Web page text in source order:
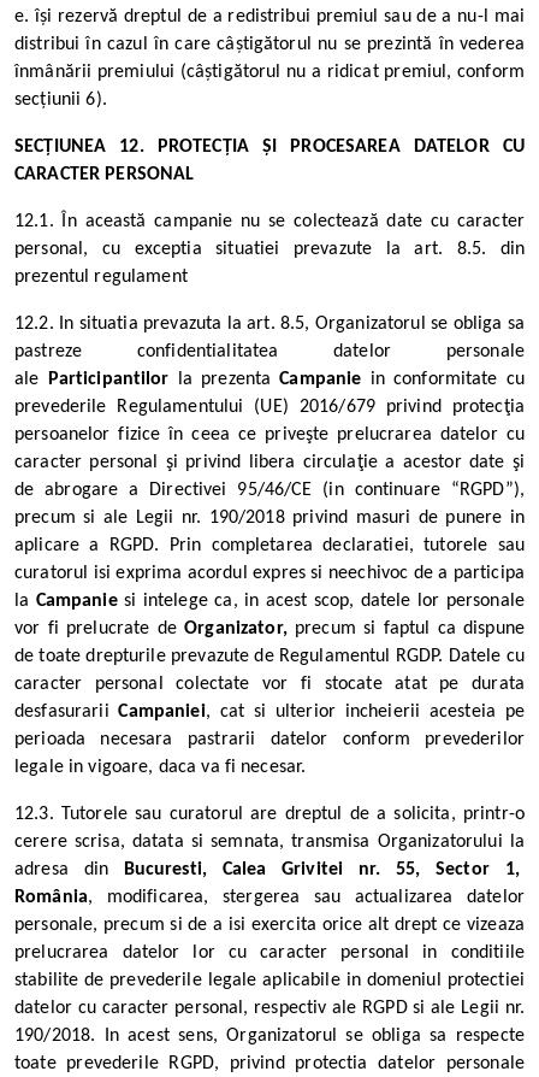
e. își rezervă dreptul de a redistribui premiul sau de a nu-l mai
distribui în cazul în care câștigătorul nu se prezintă în vederea
înmânării premiului (câștigătorul nu a ridicat premiul, conform
secțiunii 6).
SECȚIUNEA 12. PROTECȚIA ȘI PROCESAREA DATELOR CU
CARACTER PERSONAL
12.1. În această campanie nu se colectează date cu caracter
personal, cu exceptia situatiei prevazute la art. 8.5. din
prezentul regulament
12.2. In situatia prevazuta la art. 8.5, Organizatorul se obliga sa
pastreze confidentialitatea datelor personale
ale
Participantilor la prezentaCampanie in conformitate cu
prevederile Regulamentului (UE) 2016/679 privind protecţia
persoanelor fizice în ceea ce priveşte prelucrarea datelor cu
caracter personal şi privind libera circulaţie a acestor date şi
de abrogare a Directivei 95/46/CE (in continuare “RGPD”),
precum si ale Legii nr. 190/2018 privind masuri de punere in
aplicare a RGPD.
Prin completarea declaratiei, tutorele sau
curatorul isi exprima acordul expres si neechivoc de a participa
la Campaniesi intelege ca, in acest scop, datele lor personale
vor fi prelucrate deOrganizator, precum si faptul ca dispune
de toate drepturile prevazute de Regulamentul RGDP. Datele cu
caracter personal colectate vor fi stocate atat pe durata
desfasurariiCampaniei, cat si ulterior incheierii acesteia pe
perioada necesara pastrarii datelor conform prevederilor
legale in vigoare, daca va fi necesar.
12.3. Tutorele sau curatorul are dreptul de a solicita, printr-o
cerere scrisa, datata si semnata, transmisa Organizatorului la
adresa din
Bucuresti, Calea Grivitei nr. 55, Sector 1,
România, modificarea, stergerea sau actualizarea datelor
personale, precum si de a isi exercita orice alt drept ce vizeaza
prelucrarea datelor lor cu caracter personal in conditiile
stabilite de prevederile legale aplicabile in domeniul protectiei
datelor cu caracter personal, respectiv ale RGPD si ale Legii nr.
190/2018. In acest sens, Organizatorul se obliga sa respecte
toate prevederile RGPD, privind protectia datelor personale